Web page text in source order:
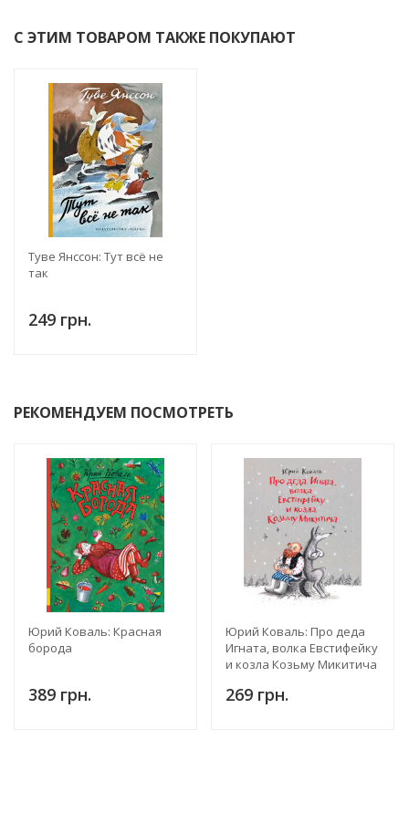
С ЭТИМ ТОВАРОМ ТАКЖЕ ПОКУПАЮТ
Туве Янссон: Тут всё не
так
249 грн.
РЕКОМЕНДУЕМ ПОСМОТРЕТЬ
Юрий Коваль: Красная
борода
389 грн.
Юрий Коваль: Про деда
Игната, волка Евстифейку
и козла Козьму Микитича
269 грн.